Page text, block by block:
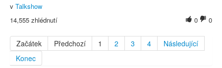
v Talkshow
0
0
14,555 zhlédnutí
Začátek Předchozí 1 2 3 4
Následující
Konec